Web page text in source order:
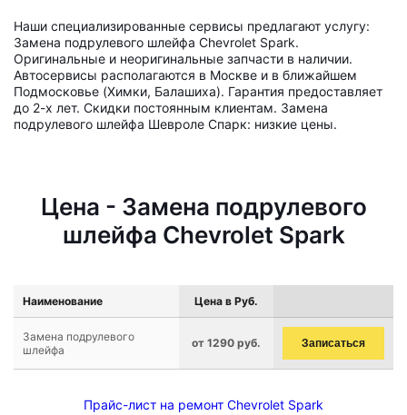
Наши специализированные сервисы предлагают услугу:
Замена подрулевого шлейфа Chevrolet Spark.
Оригинальные и неоригинальные запчасти в наличии.
Автосервисы располагаются в Москве и в ближайшем
Подмосковье (Химки, Балашиха). Гарантия предоставляет
до 2-х лет. Скидки постоянным клиентам. Замена
подрулевого шлейфа Шевроле Спарк: низкие цены.
Цена - Замена подрулевого
шлейфа Chevrolet Spark
Наименование Цена в Руб.
Замена подрулевого
шлейфа
от 1290 руб. Записаться
Прайс-лист на ремонт Chevrolet Spark